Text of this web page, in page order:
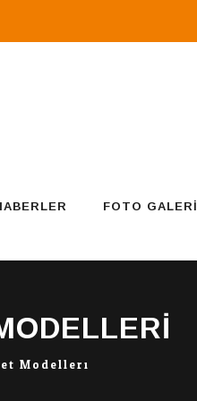
FOTO GALERI
Modelleri